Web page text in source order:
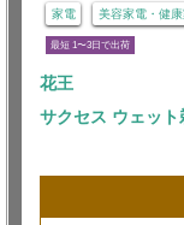
家電 美容家電・健
最短 1〜3日で出荷
花王
サクセス ウェッ